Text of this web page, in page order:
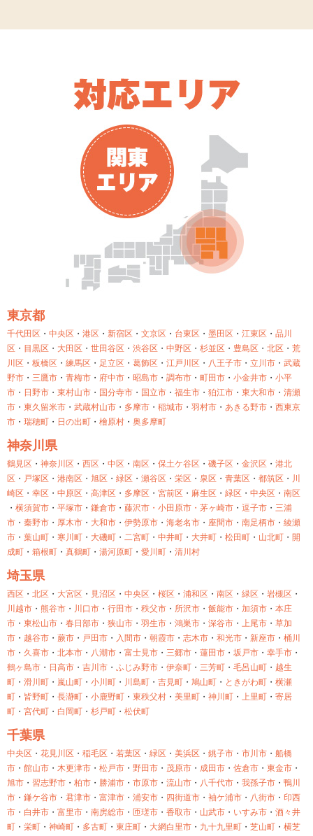
東京都
千代田区 ・ 中央区 ・ 港区 ・ 新宿区 ・ 文京区 ・ 台東区 ・ 墨田区 ・ 江東区 ・ 品川
区 ・ 目黒区 ・ 大田区 ・ 世田谷区 ・ 渋谷区 ・ 中野区 ・ 杉並区 ・ 豊島区 ・ 北区 ・ 荒
川区 ・ 板橋区 ・ 練馬区 ・ 足立区 ・ 葛飾区 ・ 江戸川区 ・ 八王子市 ・ 立川市 ・ 武蔵
野市 ・ 三鷹市 ・ 青梅市 ・ 府中市 ・ 昭島市 ・ 調布市 ・ 町田市 ・ 小金井市 ・ 小平
市 ・ 日野市 ・ 東村山市 ・ 国分寺市 ・ 国立市 ・ 福生市 ・ 狛江市 ・ 東大和市 ・ 清瀬
市 ・ 東久留米市 ・ 武蔵村山市 ・ 多摩市 ・ 稲城市 ・ 羽村市 ・ あきる野市 ・ 西東京
市 ・ 瑞穂町 ・ 日の出町 ・ 檜原村 ・ 奥多摩町
神奈川県
鶴見区 ・ 神奈川区 ・ 西区 ・ 中区 ・ 南区 ・ 保土ケ谷区 ・ 磯子区 ・ 金沢区 ・ 港北
区 ・ 戸塚区 ・ 港南区 ・ 旭区 ・ 緑区 ・ 瀬谷区 ・ 栄区 ・ 泉区 ・ 青葉区 ・ 都筑区 ・ 川
崎区 ・ 幸区 ・ 中原区 ・ 高津区 ・ 多摩区 ・ 宮前区 ・ 麻生区 ・ 緑区 ・ 中央区 ・ 南区
・ 横須賀市 ・ 平塚市 ・ 鎌倉市 ・ 藤沢市・ 小田原市・ 茅ヶ崎市 ・ 逗子市 ・ 三浦
市 ・ 秦野市 ・ 厚木市 ・ 大和市 ・ 伊勢原市 ・ 海老名市 ・ 座間市 ・ 南足柄市 ・ 綾瀬
市 ・ 葉山町 ・ 寒川町 ・ 大磯町 ・ 二宮町 ・ 中井町 ・ 大井町 ・ 松田町 ・ 山北町 ・ 開
成町 ・ 箱根町 ・ 真鶴町 ・ 湯河原町 ・ 愛川町 ・ 清川村
埼玉県
西区 ・ 北区 ・ 大宮区 ・ 見沼区 ・ 中央区 ・ 桜区 ・ 浦和区 ・ 南区 ・ 緑区 ・ 岩槻区 ・
川越市 ・ 熊谷市 ・ 川口市 ・ 行田市 ・ 秩父市 ・ 所沢市 ・ 飯能市 ・ 加須市 ・ 本庄
市 ・ 東松山市 ・ 春日部市 ・ 狭山市 ・ 羽生市 ・ 鴻巣市 ・ 深谷市 ・ 上尾市 ・ 草加
市 ・ 越谷市 ・ 蕨市 ・ 戸田市 ・ 入間市 ・ 朝霞市 ・ 志木市 ・ 和光市 ・ 新座市 ・ 桶川
市 ・ 久喜市 ・ 北本市 ・ 八潮市 ・ 富士見市 ・ 三郷市 ・ 蓮田市 ・ 坂戸市 ・ 幸手市 ・
鶴ヶ島市 ・ 日高市 ・ 吉川市 ・ ふじみ野市 ・ 伊奈町 ・ 三芳町 ・ 毛呂山町 ・ 越生
町 ・ 滑川町 ・ 嵐山町 ・ 小川町 ・ 川島町 ・ 吉見町 ・ 鳩山町 ・ ときがわ町 ・ 横瀬
町 ・ 皆野町 ・ 長瀞町 ・ 小鹿野町 ・ 東秩父村 ・ 美里町 ・ 神川町 ・ 上里町 ・ 寄居
町 ・ 宮代町 ・ 白岡町 ・ 杉戸町 ・ 松伏町
千葉県
中央区 ・ 花見川区 ・ 稲毛区 ・ 若葉区 ・ 緑区 ・ 美浜区 ・ 銚子市 ・ 市川市 ・ 船橋
市 ・ 館山市 ・ 木更津市 ・ 松戸市 ・ 野田市 ・ 茂原市 ・ 成田市 ・ 佐倉市 ・ 東金市 ・
旭市 ・ 習志野市 ・ 柏市 ・ 勝浦市 ・ 市原市 ・ 流山市 ・ 八千代市 ・ 我孫子市 ・ 鴨川
市 ・ 鎌ケ谷市 ・ 君津市 ・ 富津市 ・ 浦安市 ・ 四街道市 ・ 袖ケ浦市 ・ 八街市 ・ 印西
市 ・ 白井市 ・ 富里市 ・ 南房総市 ・ 匝瑳市 ・ 香取市 ・ 山武市 ・ いすみ市 ・ 酒々井
町 ・ 栄町 ・ 神崎町 ・ 多古町 ・ 東庄町 ・ 大網白里市 ・ 九十九里町 ・ 芝山町 ・ 横芝